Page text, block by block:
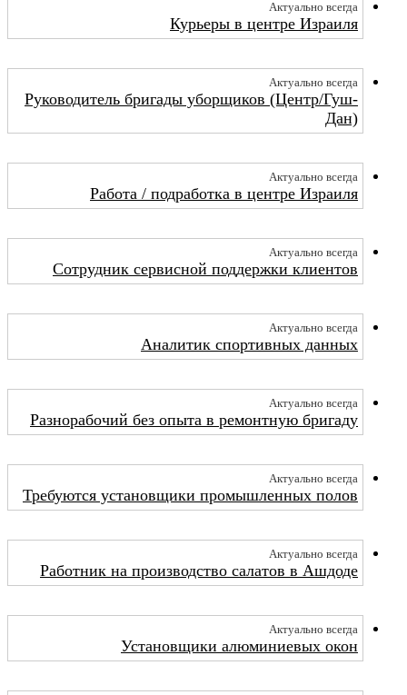
Актуально всегда
Курьеры в центре Израиля
Актуально всегда
Руководитель бригады уборщиков (Центр/Гуш-
Дан)
Актуально всегда
Работа / подработка в центре Израиля
Актуально всегда
Сотрудник сервисной поддержки клиентов
Актуально всегда
Аналитик спортивных данных
Актуально всегда
Разнорабочий без опыта в ремонтную бригаду
Актуально всегда
Требуются установщики промышленных полов
Актуально всегда
Работник на производство салатов в Ашдоде
Актуально всегда
Установщики алюминиевых окон